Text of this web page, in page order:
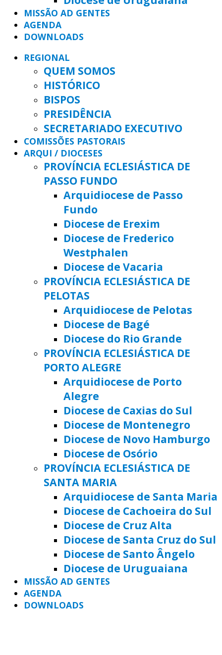
MISSÃO AD GENTES
AGENDA
DOWNLOADS
REGIONAL
QUEM SOMOS
HISTÓRICO
BISPOS
PRESIDÊNCIA
SECRETARIADO EXECUTIVO
COMISSÕES PASTORAIS
ARQUI / DIOCESES
PROVÍNCIA ECLESIÁSTICA DE
PASSO FUNDO
Arquidiocese de Passo
Fundo
Diocese de Erexim
Diocese de Frederico
Westphalen
Diocese de Vacaria
PROVÍNCIA ECLESIÁSTICA DE
PELOTAS
Arquidiocese de Pelotas
Diocese de Bagé
Diocese do Rio Grande
PROVÍNCIA ECLESIÁSTICA DE
PORTO ALEGRE
Arquidiocese de Porto
Alegre
Diocese de Caxias do Sul
Diocese de Montenegro
Diocese de Novo Hamburgo
Diocese de Osório
PROVÍNCIA ECLESIÁSTICA DE
SANTA MARIA
Arquidiocese de Santa Maria
Diocese de Cachoeira do Sul
Diocese de Cruz Alta
Diocese de Santa Cruz do Sul
Diocese de Santo Ângelo
Diocese de Uruguaiana
MISSÃO AD GENTES
AGENDA
DOWNLOADS